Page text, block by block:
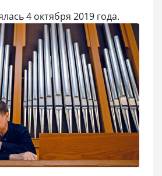
4 октября 2019 года.